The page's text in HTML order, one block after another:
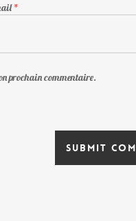
*
prochain commentaire.